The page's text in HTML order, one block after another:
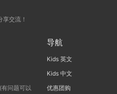
交流！
问题可以
导航
Kids 英文
Kids 中文
优惠团购